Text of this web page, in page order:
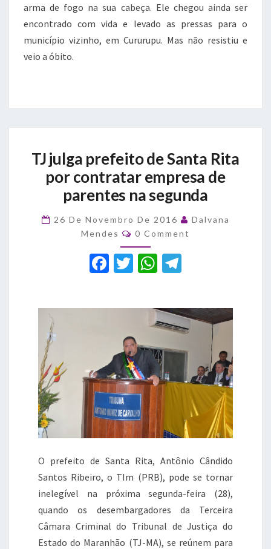
arma de fogo na sua cabeça. Ele chegou ainda ser
encontrado com vida e levado as pressas para o
município vizinho, em Cururupu. Mas não resistiu e
veio a óbito.
julga
de
Santa
por
contratar
empresa
de
parentes
TJ julga prefeito de Santa Rita
por contratar empresa de
parentes na segunda
26 De Novembro De 2016
Dalvana
Mendes
Comments
0 Comment
F
c
b
o
o
k
T
it
te
r
W
at
s
A
p
p
e
gr
a
m
O prefeito de Santa Rita, Antônio Cândido
Santos Ribeiro, o TIm (PRB), pode se tornar
inelegível na próxima segunda-feira (28),
quando os desembargadores da Terceira
Câmara Criminal do Tribunal de Justiça do
Estado do Maranhão (TJ-MA), se reúnem para